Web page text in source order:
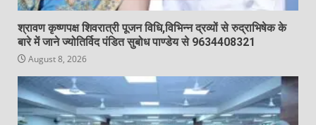
श्रावण कृष्णपक्ष शिवरात्री पूजन विधि,विभिन्न द्रव्यों से रुद्राभिषेक के
बारे में जाने ज्योतिर्विद पंडित सुबोध पाण्डेय से 9634408321
August 8, 2026